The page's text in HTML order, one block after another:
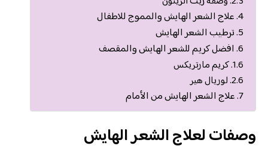
علاج الشعر الهايش والمموج للاطفال
ترطيب الشعر الهايش
افضل كريم للشعر الهايش والمقصف
كريم مارتريكس
لوريال هير
علاج الشعر الهايش من الأمام
وصفات لعلاج الشعر الهايش